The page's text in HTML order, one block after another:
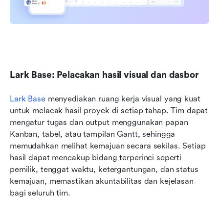
Lark Base: Pelacakan hasil visual dan dasbor
Lark Base menyediakan ruang kerja visual yang kuat
untuk melacak hasil proyek di setiap tahap. Tim dapat
mengatur tugas dan output menggunakan papan
Kanban, tabel, atau tampilan Gantt, sehingga
memudahkan melihat kemajuan secara sekilas. Setiap
hasil dapat mencakup bidang terperinci seperti
pemilik, tenggat waktu, ketergantungan, dan status
kemajuan, memastikan akuntabilitas dan kejelasan
bagi seluruh tim.